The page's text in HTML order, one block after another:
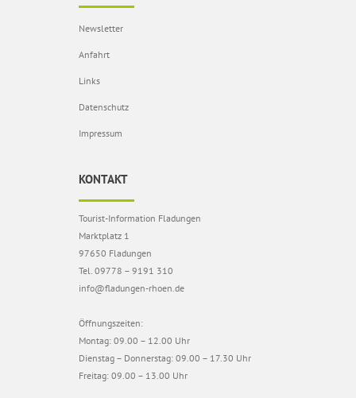
Newsletter
Anfahrt
Links
Datenschutz
Impressum
KONTAKT
Tourist-Information Fladungen
Marktplatz 1
97650 Fladungen
Tel. 09778 – 9191 310
info@fladungen-rhoen.de
Öffnungszeiten:
Montag: 09.00 – 12.00 Uhr
Dienstag – Donnerstag: 09.00 – 17.30 Uhr
Freitag: 09.00 – 13.00 Uhr